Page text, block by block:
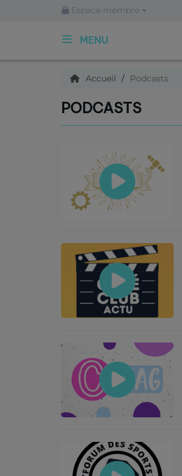
Espace membre
MENU
ACCUEIL
Qui sommes nous ?
Accueil Podcasts
PODCASTS